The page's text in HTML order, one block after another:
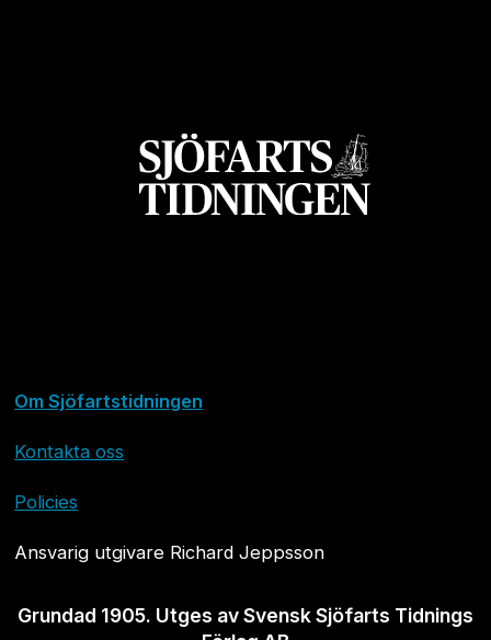
Om Sjöfartstidningen
Kontakta oss
Policies
Ansvarig utgivare Richard Jeppsson
Grundad 1905. Utges av Svensk Sjöfarts Tidnings